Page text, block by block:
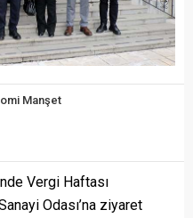
Manşet
Vergi Haftası
Odası’na ziyaret